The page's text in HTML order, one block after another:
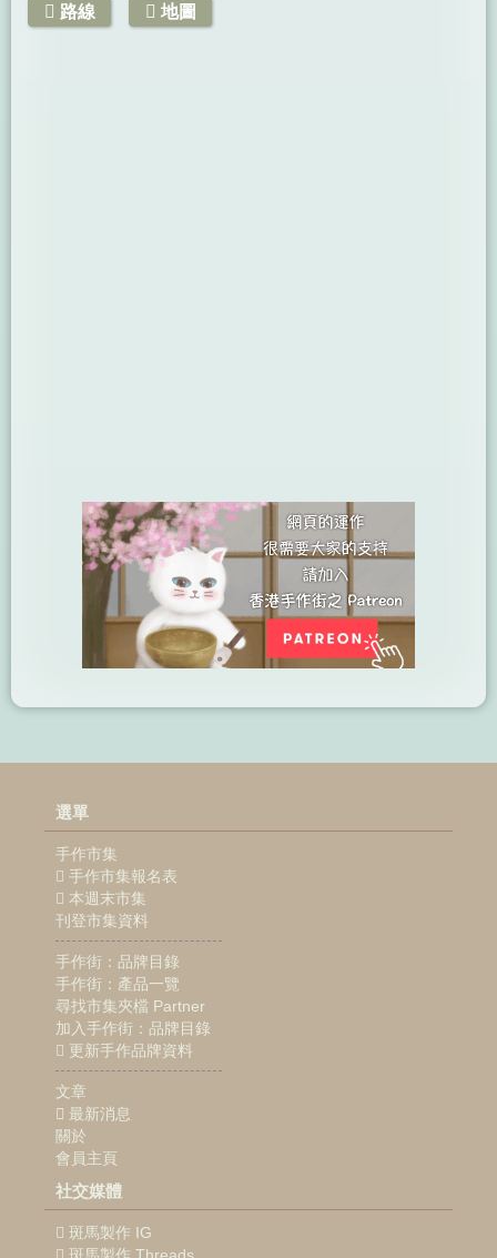
路線
地圖
選單
手作市集
手作市集報名表
本週末市集
刊登市集資料
手作街：品牌目錄
手作街：產品一覽
尋找市集夾檔 Partner
加入手作街：品牌目錄
更新手作品牌資料
文章
最新消息
關於
會員主頁
社交媒體
斑馬製作 IG
斑馬製作 Threads